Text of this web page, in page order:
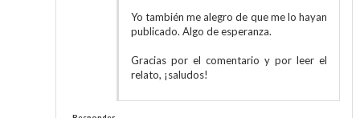
Yo también me alegro de que me lo hayan
publicado. Algo de esperanza.
Gracias por el comentario y por leer el
relato, ¡saludos!